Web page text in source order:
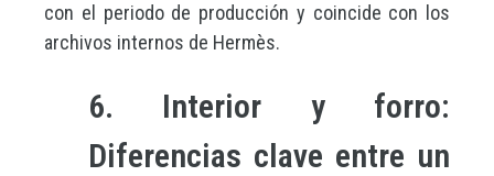
con el periodo de producción y coincide con los
archivos internos de Hermès.
6. Interior y forro:
Diferencias clave entre un